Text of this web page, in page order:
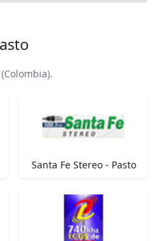
Santa Fe Stereo - Pasto